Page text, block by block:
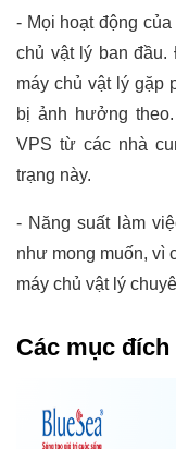
- Mọi hoạt động
chủ vật lý ban đầu.
máy chủ vật lý gặp
bị ảnh hưởng
VPS từ các nhà
trạng này.
- Năng suất làm
như mong muốn, vì
máy chủ vật lý
Các mục